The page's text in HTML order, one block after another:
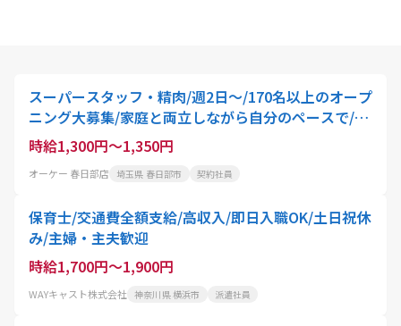
スーパースタッフ・精肉/週2日～/170名以上のオープ
ニング大募集/家庭と両立しながら自分のペースで/主
婦・主夫歓迎/8月下旬open
時給1,300円～1,350円
オーケー 春日部店 埼玉県 春日部市 契約社員
保育士/交通費全額支給/高収入/即日入職OK/土日祝休
み/主婦・主夫歓迎
時給1,700円～1,900円
WAYキャスト株式会社 神奈川県 横浜市 派遣社員